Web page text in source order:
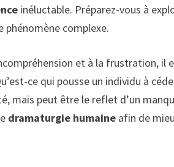
inéluctable. Préparez-vous à
phénomène complexe.
et à la frustration, il
ce qui pousse un individu à
mais peut être le reflet d’un
dramaturgie humaine afin de